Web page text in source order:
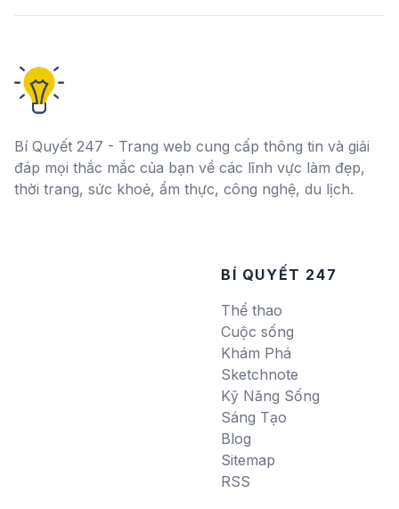
Bí Quyết 247 - Trang web cung cấp thông tin và giải
đáp mọi thắc mắc của bạn về các lĩnh vực làm đẹp,
thời trang, sức khoẻ, ẩm thực, công nghệ, du lịch.
BÍ QUYẾT 247
Thể thao
Cuộc sống
Khám Phá
Sketchnote
Kỹ Năng Sống
Sáng Tạo
Blog
Sitemap
RSS